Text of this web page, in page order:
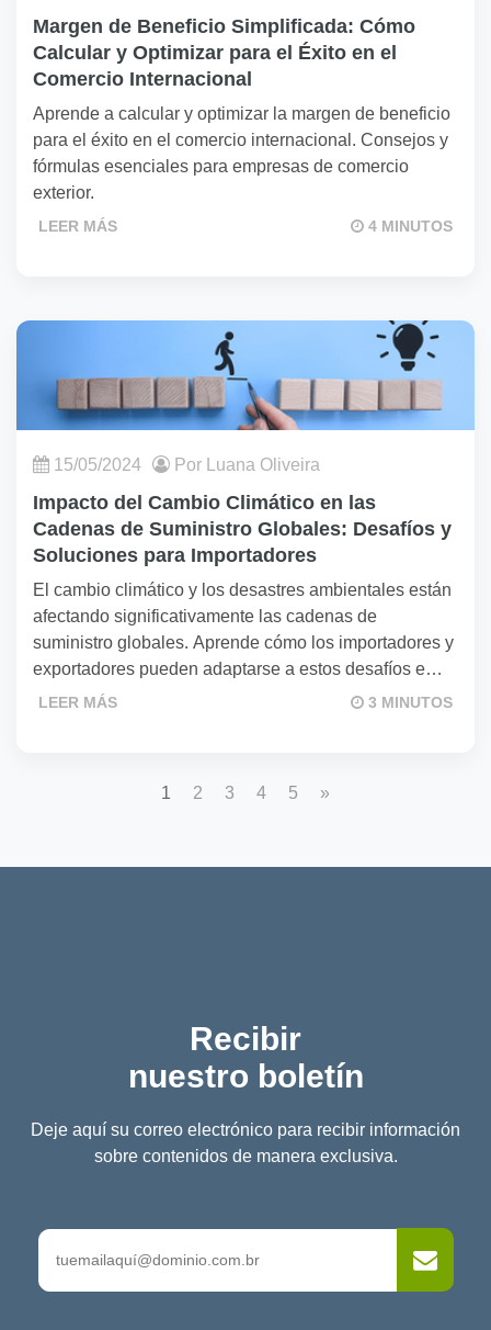
Margen de Beneficio Simplificada: Cómo
Calcular y Optimizar para el Éxito en el
Comercio Internacional
Aprende a calcular y optimizar la margen de beneficio
para el éxito en el comercio internacional. Consejos y
fórmulas esenciales para empresas de comercio
exterior.
LEER MÁS 4 MINUTOS
15/05/2024 Por Luana Oliveira
Impacto del Cambio Climático en las
Cadenas de Suministro Globales: Desafíos y
Soluciones para Importadores
El cambio climático y los desastres ambientales están
afectando significativamente las cadenas de
suministro globales. Aprende cómo los importadores y
exportadores pueden adaptarse a estos desafíos e
implementar estrategias sostenibles.
LEER MÁS 3 MINUTOS
1 2 3 4 5 »
Recibir
nuestro boletín
Deje aquí su correo electrónico para recibir información
sobre contenidos de manera exclusiva.